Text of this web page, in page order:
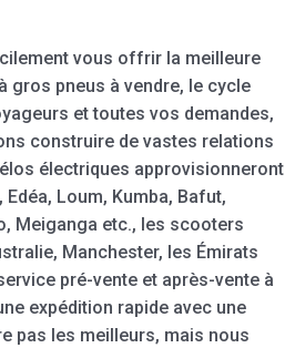
vous offrir la meilleure
gros pneus à vendre, le cycle
et toutes vos demandes,
construire de vastes relations
électriques approvisionneront
Loum, Kumba, Bafut,
Meiganga etc., les scooters
Manchester, les Émirats
pré-vente et après-vente à
expédition rapide avec une
pas les meilleurs, mais nous